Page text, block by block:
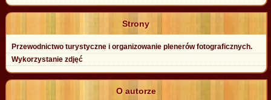
Strony
Przewodnictwo turystyczne i organizowanie plenerów fotograficznych.
Wykorzystanie zdjęć
O autorze